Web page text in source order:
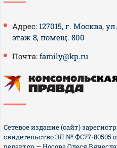
Адрес: 127015, г. Москва,
этаж 8, помещ. 800
Почта: family@kp.ru
Сетевое издание (сайт)
свидетельство ЭЛ № ФС77-80505